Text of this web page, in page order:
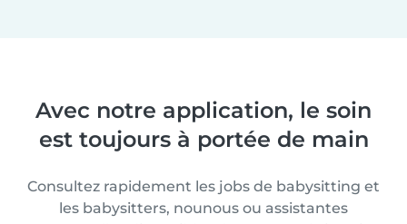
Avec notre application, le soin
est toujours à portée de main
Consultez rapidement les jobs de babysitting et
les babysitters, nounous ou assistantes